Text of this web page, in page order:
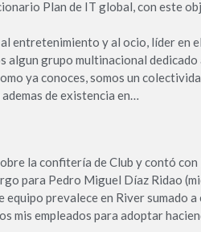
Plan de IT global, con este
entretenimiento y al ocio, líder
algun grupo multinacional
ya conoces, somos un
de existencia en…
la confitería de Club y contó
para Pedro Miguel Díaz Ridao
prevalece en River sumado
empleados para adoptar